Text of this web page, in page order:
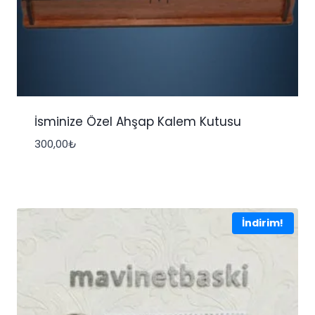
İsminize Özel Ahşap Kalem Kutusu
300,00₺
İndirim!